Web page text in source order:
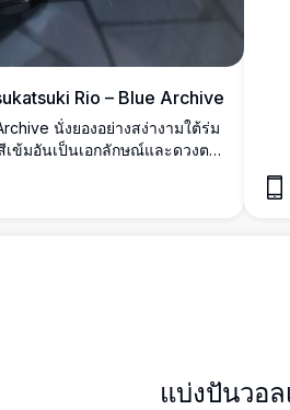
Rio – Blue Archive
นั่งยองอย่างสง่างามใต้ร่ม
ข้มอันเป็นเอกลักษณ์และดวงตา
ศน์เมืองที่มีบรรยากาศน่าตื่นเต้น
แบ่งปันวอ